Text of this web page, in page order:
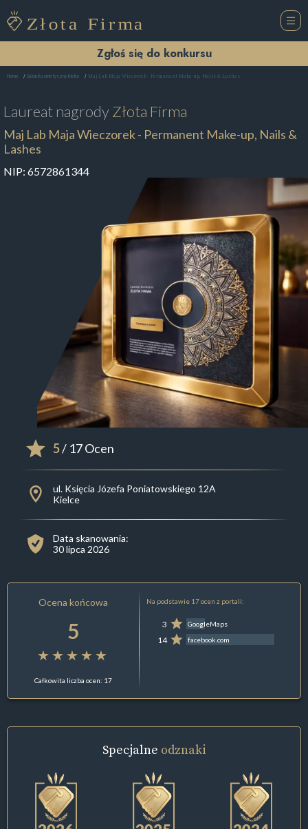
Zgłoś się do konkursu
Home Salon Kosmetyczny Kielce Maj Lab Maja Wieczorek - Permanent Make-up, Nails & Lashes
Laureat nagrodyZłota Firma
Maj Lab Maja Wieczorek - Permanent Make-up, Nails &
Lashes
NIP: 6572861344
5/ 17 Ocen
ul. Księcia Józefa Poniatowskiego 12A
Kielce
Data skanowania:
30 lipca 2026
Ocena końcowa
5
Całkowita liczba ocen: 17
Na podstawie 17 ocen z portali:
3 GoogleMaps
14 facebook.com
Specjalne odznaki